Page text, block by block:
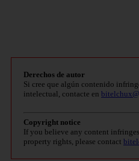
Derechos de autor
Si cree que algún contenido
intelectual, contacte en
Copyright notice
If you believe any content
property rights, please contact